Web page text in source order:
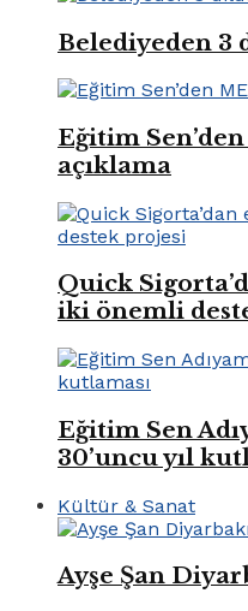
Belediyeden 3
Eğitim
açıklama
Quick
iki önemli
Eğitim Sen
30’uncu yıl
Kültür & Sanat
Ayşe Şan